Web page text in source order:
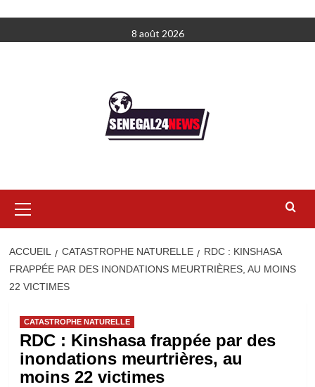
au
8 août 2026
principal
ACCUEIL CATASTROPHE NATURELLE
RDC : KINSHASA
FRAPPÉE PAR DES INONDATIONS MEURTRIÈRES, AU MOINS
22 VICTIMES
CATASTROPHE NATURELLE
RDC : Kinshasa frappée par des
inondations meurtrières, au
moins 22 victimes